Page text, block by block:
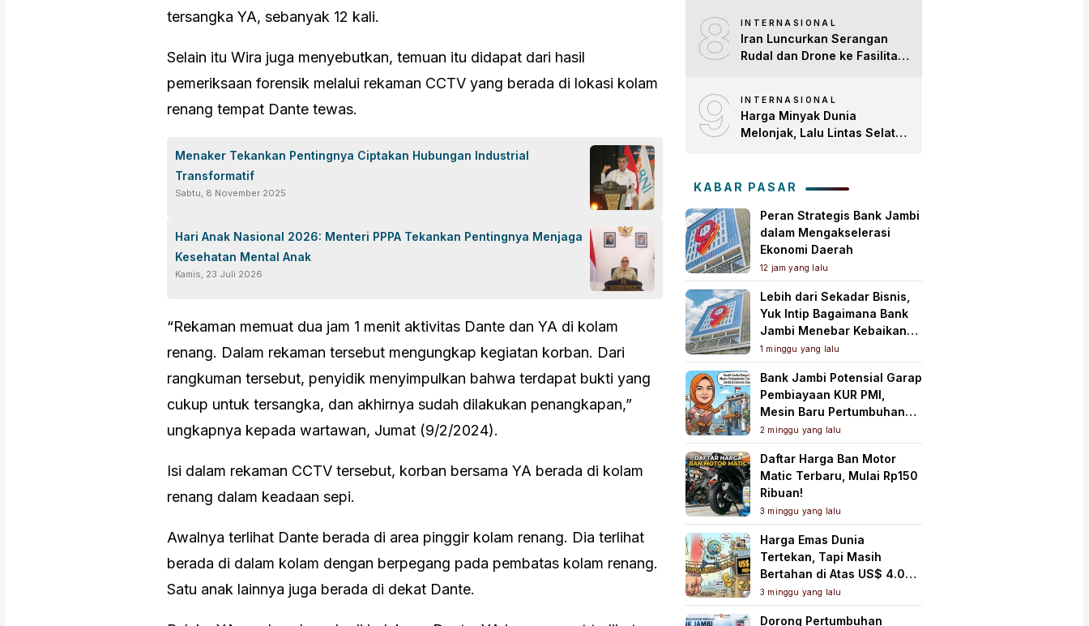
tersangka YA, sebanyak 12 kali.
Selain itu Wira juga menyebutkan, temuan itu didapat dari hasil
pemeriksaan forensik melalui rekaman CCTV yang berada di lokasi kolam
renang tempat Dante tewas.
Menaker Tekankan Pentingnya Ciptakan Hubungan Industrial
Transformatif
Sabtu, 8 November 2025
Hari Anak Nasional 2026: Menteri PPPA Tekankan Pentingnya Menjaga
Kesehatan Mental Anak
Kamis, 23 Juli 2026
“Rekaman memuat dua jam 1 menit aktivitas Dante dan YA di kolam
renang. Dalam rekaman tersebut mengungkap kegiatan korban. Dari
rangkuman tersebut, penyidik menyimpulkan bahwa terdapat bukti yang
cukup untuk tersangka, dan akhirnya sudah dilakukan penangkapan,”
ungkapnya kepada wartawan, Jumat (9/2/2024).
Isi dalam rekaman CCTV tersebut, korban bersama YA berada di kolam
renang dalam keadaan sepi.
Awalnya terlihat Dante berada di area pinggir kolam renang. Dia terlihat
berada di dalam kolam dengan berpegang pada pembatas kolam renang.
Satu anak lainnya juga berada di dekat Dante.
Global
8 INTERNASIONAL
Iran Luncurkan Serangan
Rudal dan Drone ke Fasilitas
9 INTERNASIONAL
Harga Minyak Dunia
Melonjak, Lalu Lintas Selat
KABAR PASAR
Peran Strategis Bank Jambi
dalam Mengakselerasi
Ekonomi Daerah
12 jam yang lalu
Lebih dari Sekadar Bisnis,
Yuk Intip Bagaimana Bank
Jambi Menebar Kebaikan
untuk Masyarakat!
1 minggu yang lalu
Bank Jambi Potensial Garap
Pembiayaan KUR PMI,
Mesin Baru Pertumbuhan
Ekonomi Daerah
2 minggu yang lalu
Daftar Harga Ban Motor
Matic Terbaru, Mulai Rp150
Ribuan!
3 minggu yang lalu
Harga Emas Dunia
Tertekan, Tapi Masih
Bertahan di Atas US$ 4.000
per Ons Troi
3 minggu yang lalu
Dorong Pertumbuhan